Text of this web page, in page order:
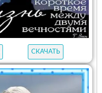
СКАЧАТЬ